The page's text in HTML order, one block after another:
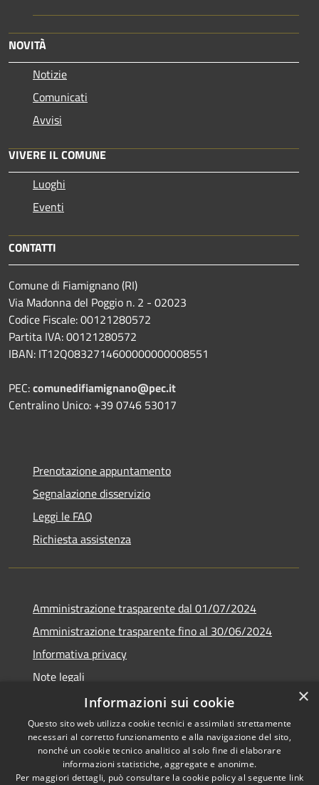
NOVITÀ
Notizie
Comunicati
Avvisi
VIVERE IL COMUNE
Luoghi
Eventi
CONTATTI
Comune di Fiamignano (RI)
Via Madonna del Poggio n. 2 - 02023
Codice Fiscale: 00121280572
Partita IVA: 00121280572
IBAN: IT12Q0832714600000000008551
PEC:comunedifiamignano@pec.it
Centralino Unico: +39 0746 53017
Prenotazione appuntamento
Segnalazione disservizio
Leggi le FAQ
Richiesta assistenza
Amministrazione trasparente dal 01/07/2024
Amministrazione trasparente fino al 30/06/2024
Informativa privacy
Note legali
Dichiarazione di accessibilità
RSS
Copyright © 2026 • Comune di
×
Informazioni sui cookie
Questo sito web utilizza cookie tecnici e assimilati strettamente
necessari al corretto funzionamento e alla navigazione del sito,
nonché un cookie tecnico analitico al solo fine di elaborare
informazioni statistiche, aggregate e anonime.
Per maggiori dettagli, può consultare la cookie policy al seguente link